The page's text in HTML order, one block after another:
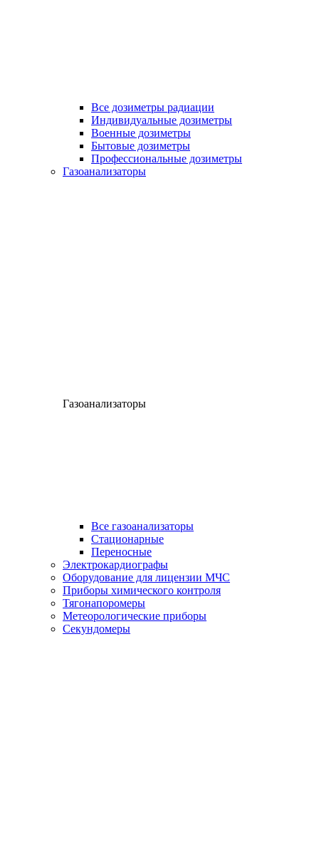
Все дозиметры радиации
Индивидуальные дозиметры
Военные дозиметры
Бытовые дозиметры
Профессиональные дозиметры
Газоанализаторы
Газоанализаторы
Все газоанализаторы
Cтационарные
Переносные
Электрокардиографы
Оборудование для лицензии МЧС
Приборы химического контроля
Тягонапоромеры
Метеорологические приборы
Секундомеры